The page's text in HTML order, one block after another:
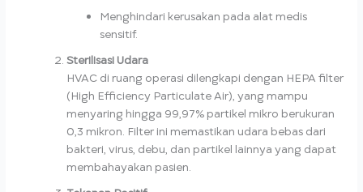
Menghindari kerusakan pada alat medis
sensitif.
Sterilisasi Udara
HVAC di ruang operasi dilengkapi dengan HEPA filter
(High Efficiency Particulate Air), yang mampu
menyaring hingga 99,97% partikel mikro berukuran
0,3 mikron. Filter ini memastikan udara bebas dari
bakteri, virus, debu, dan partikel lainnya yang dapat
membahayakan pasien.